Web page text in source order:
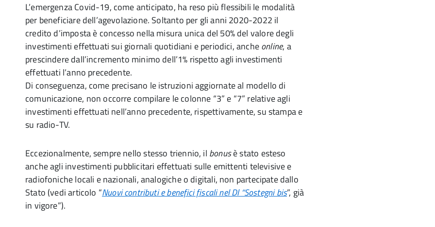
L’emergenza Covid-19, come anticipato, ha reso più flessibili le modalità
per beneficiare dell’agevolazione. Soltanto per gli anni 2020-2022 il
credito d’imposta è concesso nella misura unica del 50% del valore degli
investimenti effettuati sui giornali quotidiani e periodici, ancheonline, a
prescindere dall’incremento minimo dell’1% rispetto agli investimenti
effettuati l’anno precedente.
Di conseguenza, come precisano le istruzioni aggiornate al modello di
comunicazione, non occorre compilare le colonne “3” e “7” relative agli
investimenti effettuati nell’anno precedente, rispettivamente, su stampa e
su radio-TV.
Eccezionalmente, sempre nello stesso triennio, il bonusè stato esteso
anche agli investimenti pubblicitari effettuati sulle emittenti televisive e
radiofoniche locali e nazionali, analogiche o digitali, non partecipate dallo
Stato (vedi articolo “Nuovi contributi e benefici fiscali nel Dl “Sostegni bis”, già
in vigore”).